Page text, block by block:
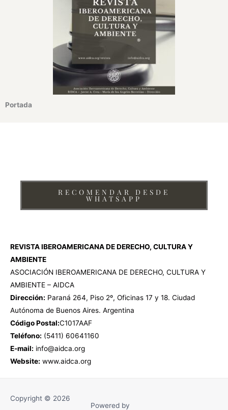
Portada
RECOMENDAR DESDE
WHATSAPP
REVISTA IBEROAMERICANA DE DERECHO, CULTURA Y
AMBIENTE
ASOCIACIÓN IBEROAMERICANA DE DERECHO, CULTURA Y
AMBIENTE – AIDCA
Dirección: Paraná 264, Piso 2º, Oficinas 17 y 18. Ciudad
Autónoma de Buenos Aires. Argentina
Código Postal:C1017AAF
Teléfono: (5411) 60641160
E-mail: info@aidca.org
Website: www.aidca.org
Copyright © 2026
Powered by